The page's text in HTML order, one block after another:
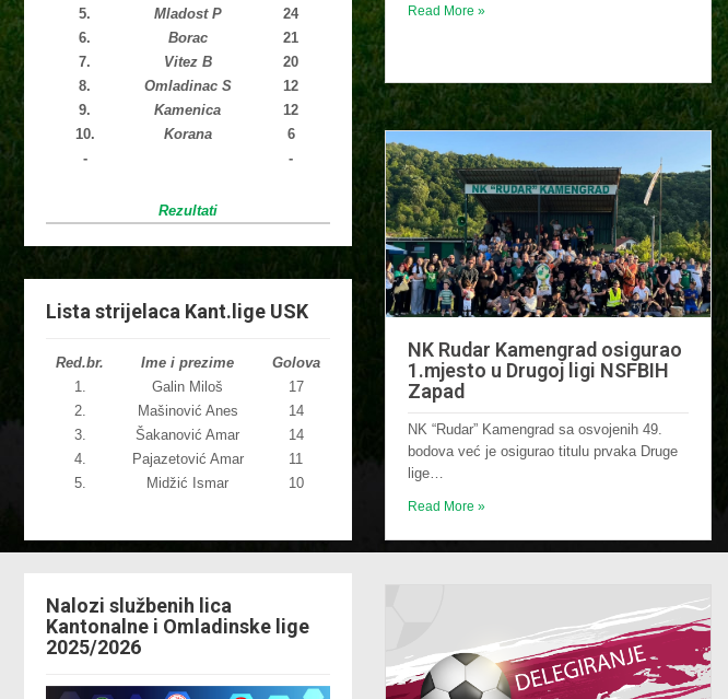
5.
Mladost P
24
6.
Borac
21
7.
Vitez B
20
8.
Omladinac S
12
9.
Kamenica
12
10.
Korana
6
-
-
Rezultati
Lista strijelaca Kant.lige USK
Red.br. Ime i prezime
Golova
1.
Galin Miloš
17
2.
Mašinović Anes
14
3.
Šakanović Amar
14
4.
Pajazetović Amar
11
5.
Midžić Ismar 10
Nalozi službenih lica
Kantonalne i Omladinske lige
2025/2026
Read More »
NK Rudar Kamengrad osigurao
1.mjesto u Drugoj ligi NSFBIH
Zapad
NK “Rudar” Kamengrad sa osvojenih 49.
bodova već je osigurao titulu prvaka Druge
lige…
Read More »